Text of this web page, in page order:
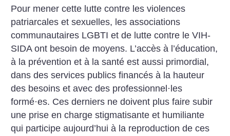
Pour mener cette lutte contre les violences
patriarcales et sexuelles, les associations
communautaires LGBTI et de lutte contre le VIH-
SIDA ont besoin de moyens. L’accès à l’éducation,
à la prévention et à la santé est aussi primordial,
dans des services publics financés à la hauteur
des besoins et avec des professionnel · les
formé·es. Ces derniers ne doivent plus faire subir
une prise en charge stigmatisante et humiliante
qui participe aujourd’hui à la reproduction de ces